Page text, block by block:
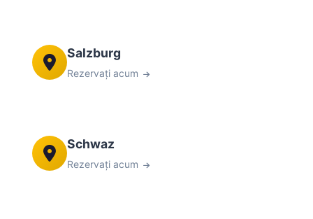
Salzburg
Rezervați acum
Schwaz
Rezervați acum